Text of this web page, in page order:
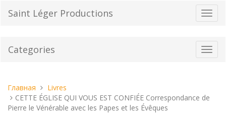
Saint Léger Productions
Categories
Вы
находитесь
здесь:
Главная
Livres
CETTE ÉGLISE QUI VOUS EST CONFIÉE Correspondance de
Pierre le Vénérable avec les Papes et les Évêques